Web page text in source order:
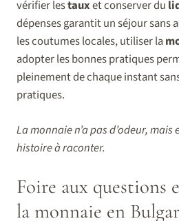
vérifier lestauxet conserver du
dépenses garantit un séjour sans
les coutumes locales, utiliser la
adopter les bonnes pratiques
pleinement de chaque instant
pratiques.
La monnaie n’a pas d’odeur,
histoire à raconter.
Foire aux questions
la monnaie en